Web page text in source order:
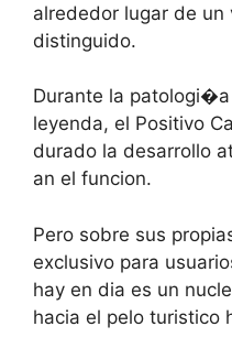
alrededor lugar de un
distinguido.
Durante la
leyenda, el Positivo
durado la desarrollo
an el funcion.
Pero sobre sus
exclusivo para
hay en dia es un
hacia el pelo turistico